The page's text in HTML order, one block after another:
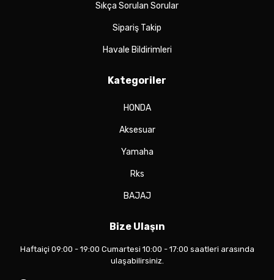
Sıkça Sorulan Sorular
Sipariş Takip
Havale Bildirimleri
Kategoriler
HONDA
Aksesuar
Yamaha
Rks
BAJAJ
Bize Ulaşın
Haftaiçi 09:00 - 19:00 Cumartesi 10:00 - 17:00 saatleri arasında
ulaşabilirsiniz.